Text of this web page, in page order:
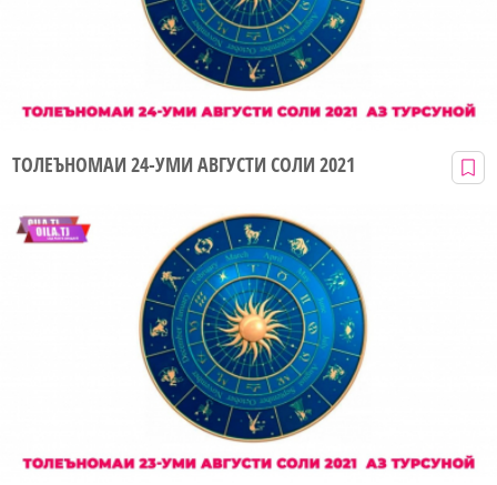
ТОЛЕЪНОМАИ 24-УМИ АВГУСТИ СОЛИ 2021